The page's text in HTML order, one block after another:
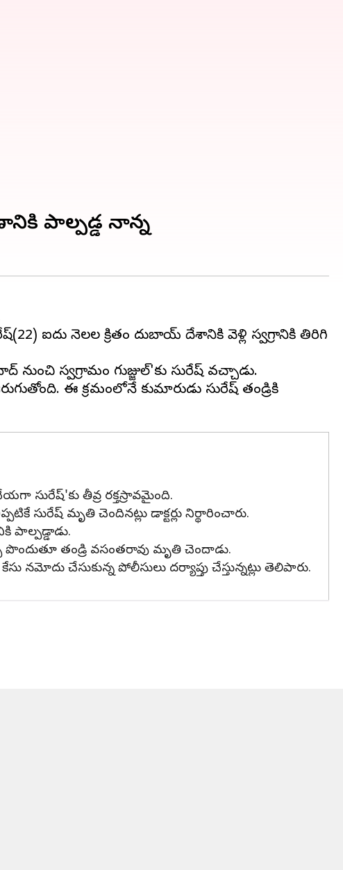
పాల్పడ్డ నాన్న
ఐదు నెలల క్రితం దుబాయ్ దేశానికి వెళ్లి స్వగ్రానికి తిరిగి
స్వగ్రామం గుజ్జుల్'కు సురేష్ వచ్చాడు.
ఈ క్రమంలోనే కుమారుడు సురేష్ తండ్రికి
సురేష్'కు తీవ్ర రక్తస్రావమైంది.
మృతి చెందినట్లు డాక్టర్లు నిర్థారించారు.
పాల్పడ్డాడు.
పొందుతూ తండ్రి వసంతరావు మృతి చెందాడు.
చేసుకున్న పోలీసులు దర్యాప్తు చేస్తున్నట్లు తెలిపారు.